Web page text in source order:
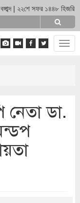
| ২২শে সফর ১৪৪৮ হিজরি
ডা.